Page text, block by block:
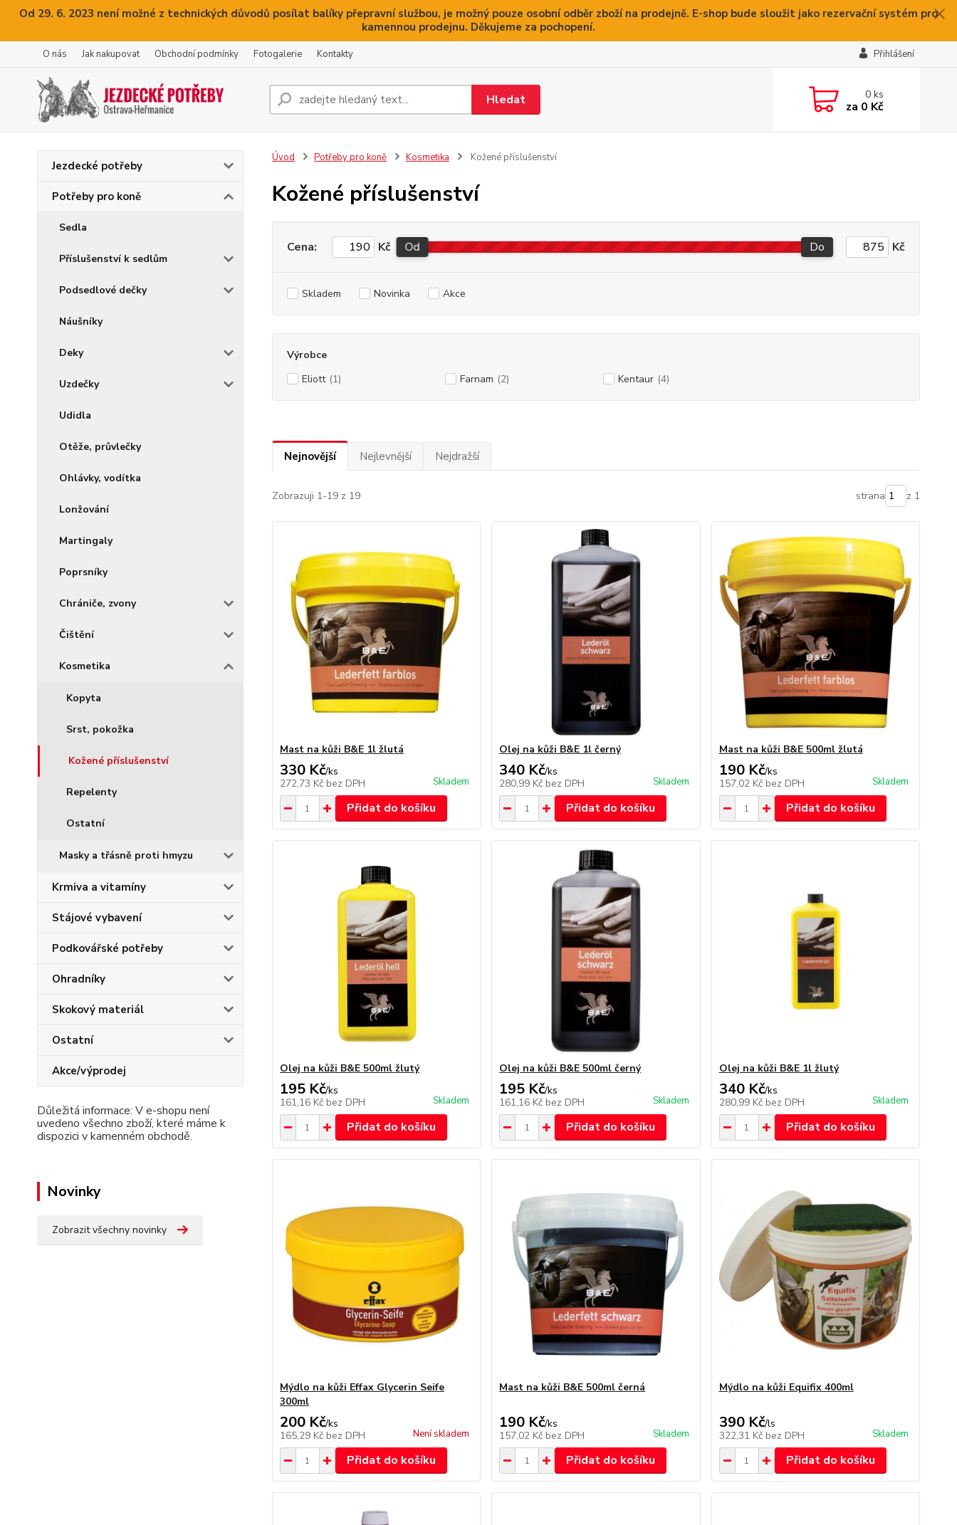
Od 29. 6. 2023 není možné z technických důvodů posílat balíky přepravní službou, je možný pouze osobní odběr zboží na prodejně. E-shop bude sloužit jako rezervační systém pro
kamennou prodejnu. Děkujeme za pochopení.
O nás Jak nakupovat Obchodní podmínky Fotogalerie Kontakty Přihlášení
Hledat 0ks
za 0 Kč
Jezdecké potřeby
Potřeby pro koně
Sedla
Příslušenství k sedlům
Podsedlové dečky
Náušníky
Deky
Uzdečky
Udidla
Otěže, průvlečky
Ohlávky, vodítka
Lonžování
Martingaly
Poprsníky
Chrániče, zvony
Čištění
Kosmetika
Kopyta
Srst, pokožka
Kožené příslušenství
Repelenty
Ostatní
Masky a třásně proti hmyzu
Krmiva a vitamíny
Stájové vybavení
Podkovářské potřeby
Ohradníky
Skokový materiál
Ostatní
Akce/výprodej
Důležitá informace: V e-shopu není
uvedeno všechno zboží, které máme k
dispozici v kamenném obchodě.
Novinky
Zobrazit všechny novinky
Úvod Potřeby pro koně Kosmetika Kožené příslušenství
Kožené příslušenství
Cena: Kč Od Do Kč
Skladem Novinka Akce
Výrobce
Eliott (1) Farnam (2) Kentaur (4)
Nejnovější Nejlevnější Nejdražší
Zobrazuji 1-19 z 19 strana z 1
Mast na kůži B&E 1l žlutá
330 Kč/ks
272,73 Kč bez DPH Skladem
Přidat do košíku
Olej na kůži B&E 1l černý
340 Kč/ks
280,99 Kč bez DPH Skladem
Přidat do košíku
Mast na kůži B&E 500ml žlutá
190 Kč/ks
157,02 Kč bez DPH Skladem
Přidat do košíku
Olej na kůži B&E 500ml žlutý
195 Kč/ks
161,16 Kč bez DPH Skladem
Přidat do košíku
Olej na kůži B&E 500ml černý
195 Kč/ks
161,16 Kč bez DPH Skladem
Přidat do košíku
Olej na kůži B&E 1l žlutý
340 Kč/ks
280,99 Kč bez DPH Skladem
Přidat do košíku
Mýdlo na kůži Effax Glycerin Seife
300ml
200 Kč/ks
165,29 Kč bez DPH Není skladem
Přidat do košíku
Mast na kůži B&E 500ml černá
190 Kč/ks
157,02 Kč bez DPH Skladem
Přidat do košíku
Mýdlo na kůži Equifix 400ml
390 Kč/ls
322,31 Kč bez DPH Skladem
Přidat do košíku